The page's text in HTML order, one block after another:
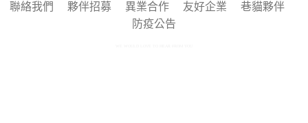
聯絡我們 夥伴招募 異業合作 友好企業
巷貓夥伴
防疫公告